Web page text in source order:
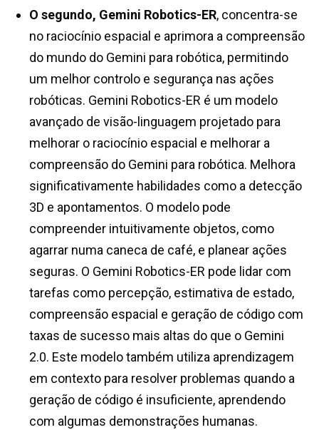
O segundo, Gemini Robotics-ER, concentra-se
no raciocínio espacial e aprimora a compreensão
do mundo do Gemini para robótica, permitindo
um melhor controlo e segurança nas ações
robóticas. Gemini Robotics-ER é um modelo
avançado de visão-linguagem projetado para
melhorar o raciocínio espacial e melhorar a
compreensão do Gemini para robótica. Melhora
significativamente habilidades como a detecção
3D e apontamentos. O modelo pode
compreender intuitivamente objetos, como
agarrar numa caneca de café, e planear ações
seguras. O Gemini Robotics-ER pode lidar com
tarefas como percepção, estimativa de estado,
compreensão espacial e geração de código com
taxas de sucesso mais altas do que o Gemini
2.0. Este modelo também utiliza aprendizagem
em contexto para resolver problemas quando a
geração de código é insuficiente, aprendendo
com algumas demonstrações humanas.